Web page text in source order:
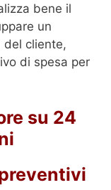
bene il
un
del cliente,
di spesa per
su 24